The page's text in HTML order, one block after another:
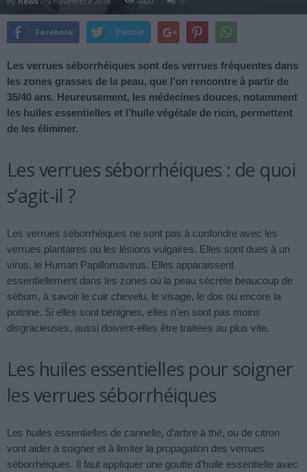
Facebook Twitter
Les verrues séborrhéiques sont des verrues fréquentes dans
les zones grasses de la peau, que l’on rencontre à partir de
35/40 ans. Heureusement, les médecines douces, notamment
les huiles essentielles et l’huile végétale de ricin, permettent
de les éliminer.
Les verrues séborrhéiques : de quoi
s’agit-il ?
Les verrues séborrhéiques ne sont pas à confondre avec les
verrues plantaires ou les lésions vulgaires. Elles sont dues à un
virus, le Human Papillomavirus. Elles apparaissent
essentiellement dans les zones où la peau sécrète beaucoup de
sébum, à savoir le cuir chevelu, le visage, le dos ou encore la
poitrine. Si elles sont bénignes, elles n’en sont pas moins
disgracieuses, aussi doivent-elles être traitées au plus vite.
Les huiles essentielles pour soigner
les verrues séborrhéiques
Les huiles essentielles de cannelle, d’arbre à thé, ou de citron
vont aider à soigner et à limiter la propagation des verrues
séborrhéiques. Il faut appliquer une goutte d’huile essentielle avec